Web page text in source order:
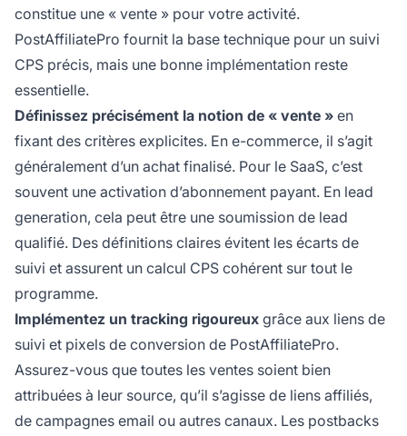
constitue une « vente » pour votre activité.
PostAffiliatePro fournit la base technique pour un suivi
CPS précis, mais une bonne implémentation reste
essentielle.
Définissez précisément la notion de « vente » en
fixant des critères explicites. En e-commerce, il s’agit
généralement d’un achat finalisé. Pour le SaaS, c’est
souvent une activation d’abonnement payant. En lead
generation, cela peut être une soumission de lead
qualifié. Des définitions claires évitent les écarts de
suivi et assurent un calcul CPS cohérent sur tout le
programme.
Implémentez un tracking rigoureux grâce aux liens de
suivi et pixels de conversion de PostAffiliatePro.
Assurez-vous que toutes les ventes soient bien
attribuées à leur source, qu’il s’agisse de liens affiliés,
de campagnes email ou autres canaux. Les postbacks